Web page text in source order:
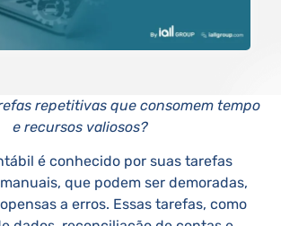
repetitivas que consomem tempo
e recursos valiosos?
é conhecido por suas tarefas
que podem ser demoradas,
a erros. Essas tarefas, como